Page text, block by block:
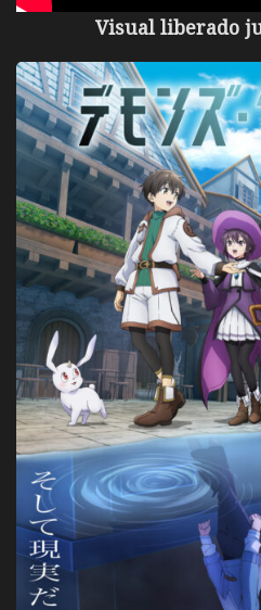
Visual liberado